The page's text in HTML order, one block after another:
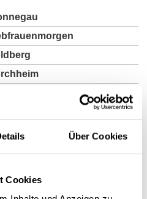
Über Cookies
Cookies